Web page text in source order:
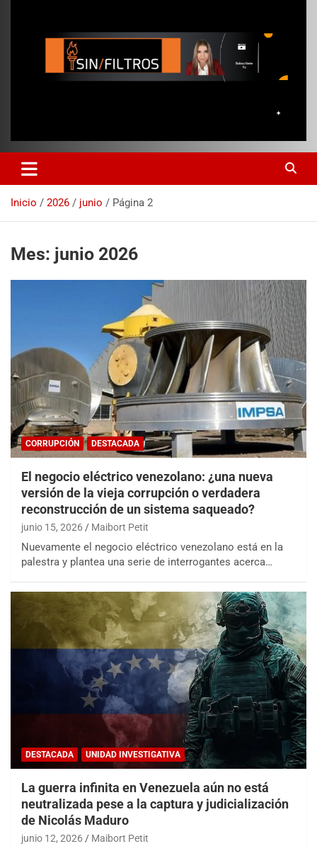
Inicio 2026 junio Página 2
Mes: junio 2026
CORRUPCIÓN DESTACADA
El negocio eléctrico venezolano: ¿una nueva
versión de la vieja corrupción o verdadera
reconstrucción de un sistema saqueado?
junio 15, 2026 Maibort Petit
Nuevamente el negocio eléctrico venezolano está en la
palestra y plantea una serie de interrogantes acerca…
DESTACADA UNIDAD INVESTIGATIVA
La guerra infinita en Venezuela aún no está
neutralizada pese a la captura y judicialización
de Nicolás Maduro
junio 12, 2026 Maibort Petit